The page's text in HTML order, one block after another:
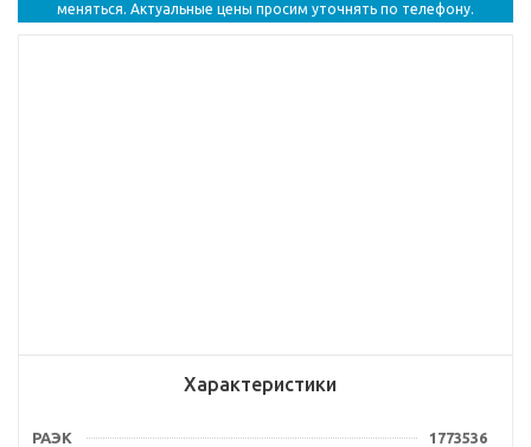
меняться. Актуальные цены просим уточнять по телефону.
Характеристики
РАЭК
1773536